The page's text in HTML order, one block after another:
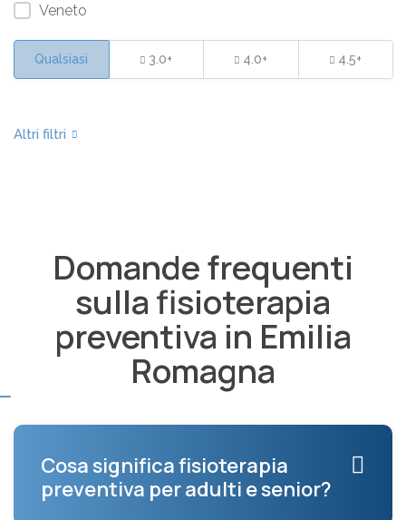
Veneto
Qualsiasi 3.0+ 4.0+ 4.5+
Domande frequenti
sulla fisioterapia
preventiva in Emilia
Romagna
Cosa significa fisioterapia
preventiva per adulti e senior?